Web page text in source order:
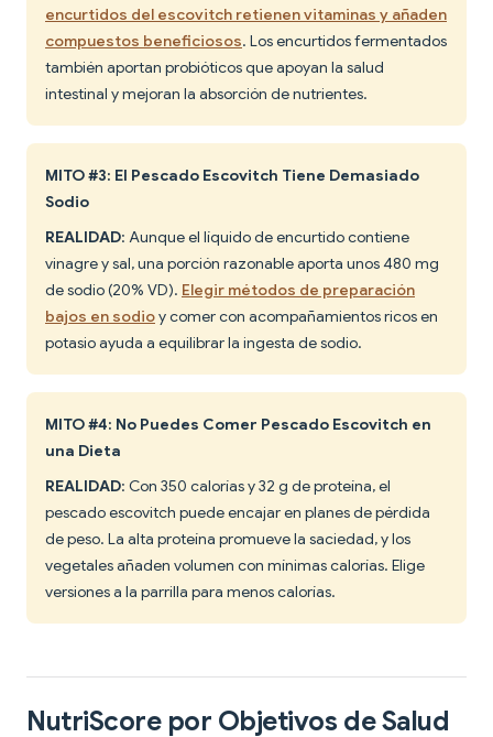
encurtidos del escovitch retienen vitaminas y añaden
compuestos beneficiosos. Los encurtidos fermentados
también aportan probióticos que apoyan la salud
intestinal y mejoran la absorción de nutrientes.
MITO #3: El Pescado Escovitch Tiene Demasiado
Sodio
REALIDAD: Aunque el líquido de encurtido contiene
vinagre y sal, una porción razonable aporta unos 480 mg
de sodio (20% VD). Elegir métodos de preparación
bajos en sodioy comer con acompañamientos ricos en
potasio ayuda a equilibrar la ingesta de sodio.
MITO #4: No Puedes Comer Pescado Escovitch en
una Dieta
REALIDAD: Con 350 calorías y 32 g de proteína, el
pescado escovitch puede encajar en planes de pérdida
de peso. La alta proteína promueve la saciedad, y los
vegetales añaden volumen con mínimas calorías. Elige
versiones a la parrilla para menos calorías.
NutriScore por Objetivos de Salud